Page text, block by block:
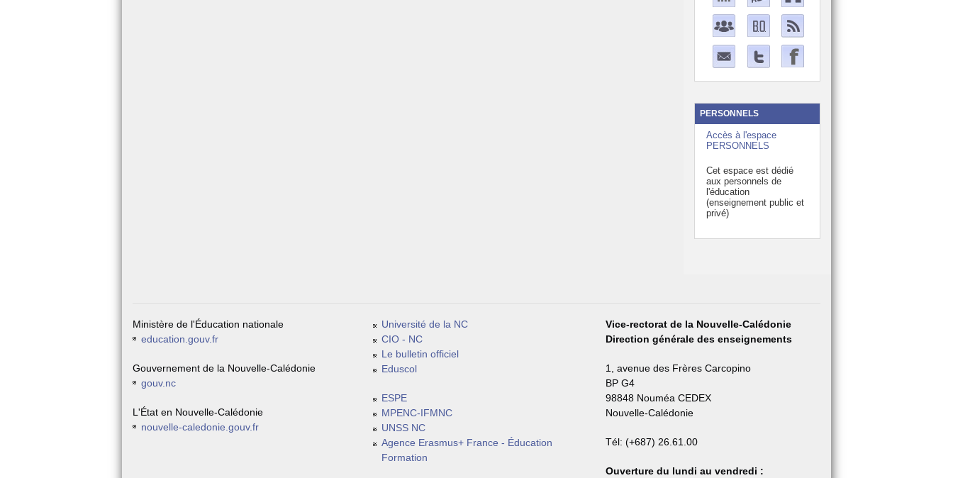
PERSONNELS
Accès à l'espace
PERSONNELS
Cet espace est dédié
aux personnels de
l'éducation
(enseignement public et
privé)
Ministère de l'Éducation nationale
education.gouv.fr
Gouvernement de la Nouvelle-Calédonie
gouv.nc
L'État en Nouvelle-Calédonie
nouvelle-caledonie.gouv.fr
Université de la NC
CIO - NC
Le bulletin officiel
Eduscol
ESPE
MPENC-IFMNC
UNSS NC
Agence Erasmus+ France - Éducation
Formation
Vice-rectorat de la Nouvelle-Calédonie
Direction générale des enseignements
1, avenue des Frères Carcopino
BP G4
98848 Nouméa CEDEX
Nouvelle-Calédonie
Tél: (+687) 26.61.00
Ouverture du lundi au vendredi :